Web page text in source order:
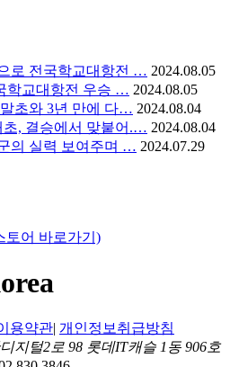
로 전국학교대항전 … 2024.08.05
학교대항전 우승 … 2024.08.05
초와 3년 만에 다… 2024.08.04
초, 결승에서 맞붙어.… 2024.08.04
의 실력 보여주며 … 2024.07.29
용약관| 개인정보취급방침
지털2로 98 롯데IT캐슬 1동 906호